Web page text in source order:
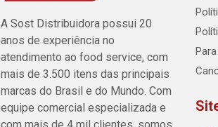
A Sost Distribuidora possui 20
anos de experiência no
atendimento ao food service, com
mais de 3.500 itens das principais
marcas do Brasil e do Mundo. Com
equipe comercial especializada e